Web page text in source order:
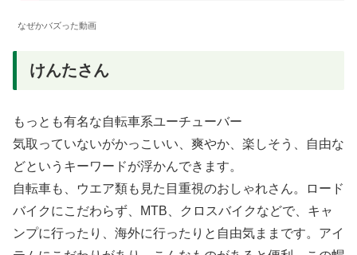
なぜかバズった動画
けんたさん
もっとも有名な自転車系ユーチューバー
気取っていないがかっこいい、爽やか、楽しそう、自由な
どというキーワードが浮かんできます。
自転車も、ウエア類も見た目重視のおしゃれさん。ロード
バイクにこだわらず、MTB、クロスバイクなどで、キャ
ンプに行ったり、海外に行ったりと自由気ままです。アイ